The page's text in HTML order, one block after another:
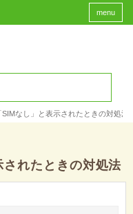
menu
SIMなし」と表示されたときの対処法
れたときの対処法